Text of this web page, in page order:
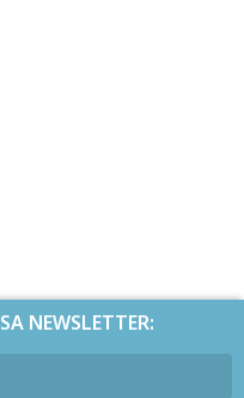
NEWSLETTER: